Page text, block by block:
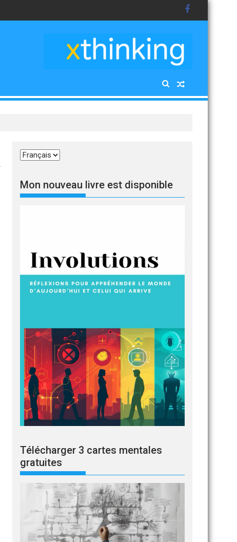
Choisir
langue
Mon nouveau livre est disponible
Télécharger 3 cartes mentales
gratuites